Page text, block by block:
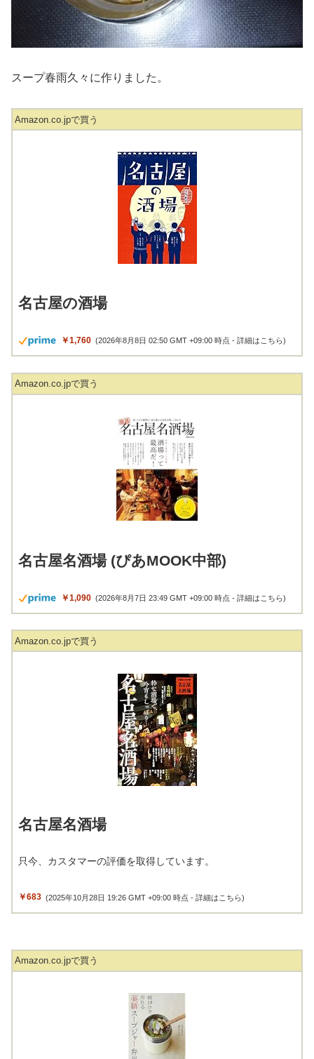
スープ春雨久々に作りました。
Amazon.co.jpで買う
名古屋の酒場
￥1,760 (2026年8月8日 02:50 GMT +09:00 時点 -詳細はこちら)
Amazon.co.jpで買う
名古屋名酒場 (ぴあMOOK中部)
￥1,090 (2026年8月7日 23:49 GMT +09:00 時点 -詳細はこちら)
Amazon.co.jpで買う
名古屋名酒場
只今、カスタマーの評価を取得しています。
￥683 (2025年10月28日 19:26 GMT +09:00 時点 -詳細はこちら)
Amazon.co.jpで買う